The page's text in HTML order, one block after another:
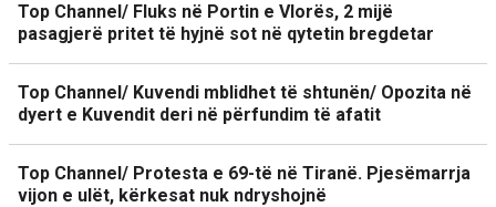
Top Channel/ Fluks në Portin e Vlorës, 2 mijë
pasagjerë pritet të hyjnë sot në qytetin bregdetar
Top Channel/ Kuvendi mblidhet të shtunën/ Opozita në
dyert e Kuvendit deri në përfundim të afatit
Top Channel/ Protesta e 69-të në Tiranë. Pjesëmarrja
vijon e ulët, kërkesat nuk ndryshojnë